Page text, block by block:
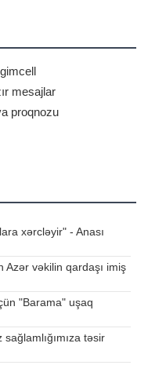
mesajlar
proqnozu
xərcləyir" - Anası
Azər vəkilin qardaşı imiş
"Barama" uşaq
təsir